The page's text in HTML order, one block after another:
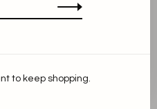
to keep shopping.